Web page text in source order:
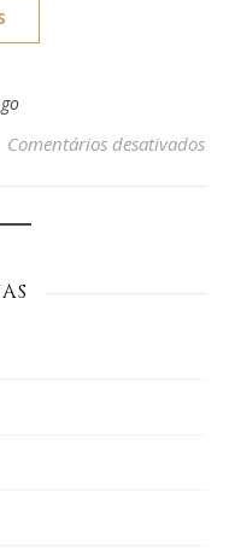
Comentários desativados